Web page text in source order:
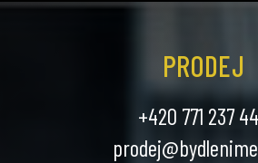
PRODEJ
+420 771 237